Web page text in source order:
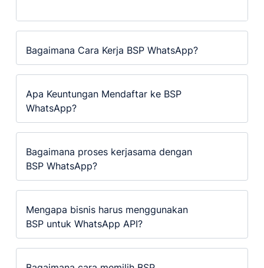
Bagaimana Cara Kerja BSP WhatsApp?
Apa Keuntungan Mendaftar ke BSP
WhatsApp?
Bagaimana proses kerjasama dengan
BSP WhatsApp?
Mengapa bisnis harus menggunakan
BSP untuk WhatsApp API?